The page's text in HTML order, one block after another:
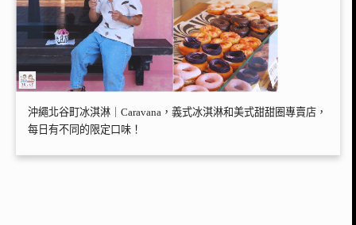
沖繩北谷町冰淇淋｜Caravana，義式冰淇淋和美式甜甜圈專賣店，
每日有不同的限定口味！